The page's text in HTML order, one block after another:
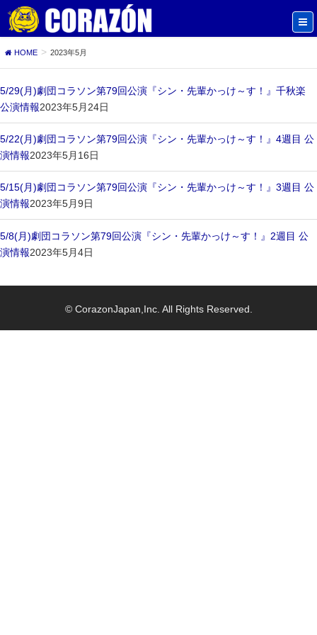
HOME 2023年5月
5/29(月)劇団コラソン第79回公演『シン・先輩かっけ～す！』千秋楽
公演情報2023年5月24日
5/22(月)劇団コラソン第79回公演『シン・先輩かっけ～す！』4週目 公
演情報2023年5月16日
5/15(月)劇団コラソン第79回公演『シン・先輩かっけ～す！』3週目 公
演情報2023年5月9日
5/8(月)劇団コラソン第79回公演『シン・先輩かっけ～す！』2週目 公
演情報2023年5月4日
© CorazonJapan,Inc. All Rights Reserved.